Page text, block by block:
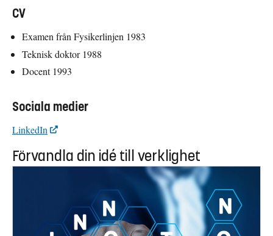
CV
Examen från Fysikerlinjen 1983
Teknisk doktor 1988
Docent 1993
Sociala medier
LinkedIn
Förvandla din idé till verklighet